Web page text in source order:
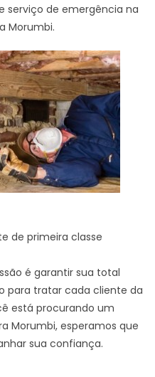
serviço de emergência na
Morumbi.
de primeira classe
é garantir sua total
para tratar cada cliente da
está procurando um
Morumbi, esperamos que
sua confiança.